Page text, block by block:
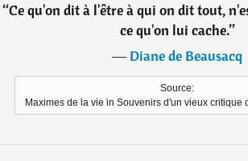
“Ce qu'on dit à l'être à qui on dit tout,
ce qu'on lui cache.”
―Diane de Beausacq
Source:
Maximes de la vie in Souvenirs d'un vieux critique